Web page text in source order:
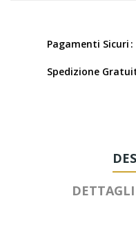
Pagamenti Sicuri
Spedizione